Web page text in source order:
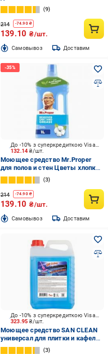
9
214 -74.90₴
139.10 ₴/шт.
Cамовывоз Доставим
132.14₴/шт.
До -10% з суперкредиткою Visa Вигода
Моющее средство Mr.Proper
для полов и стен Цветы хлопка
1 л
3
214 -74.90₴
139.10 ₴/шт.
Cамовывоз Доставим
323.95₴/шт.
До -10% з суперкредиткою Visa Вигода
Моющее средство SAN CLEAN
универсал для плитки и кафеля
5 л
3